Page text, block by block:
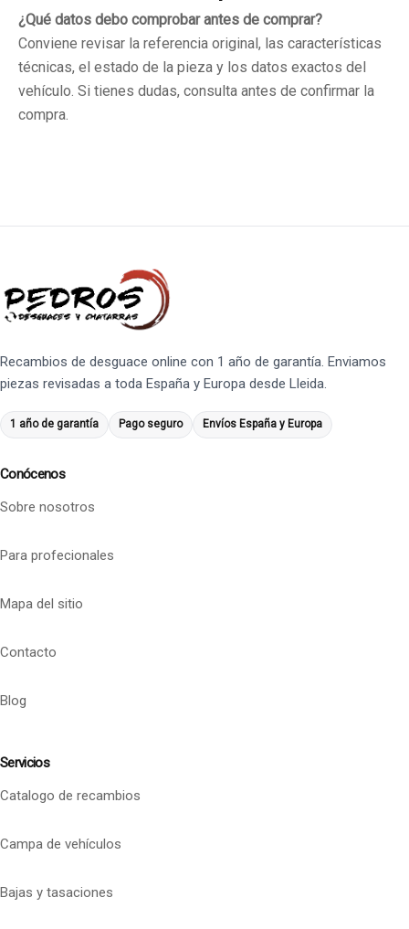
¿Qué datos debo comprobar antes de comprar?
Conviene revisar la referencia original, las características
técnicas, el estado de la pieza y los datos exactos del
vehículo. Si tienes dudas, consulta antes de confirmar la
compra.
Recambios de desguace online con 1 año de garantía. Enviamos
piezas revisadas a toda España y Europa desde Lleida.
1 año de garantía Pago seguro Envíos España y Europa
Conócenos
Sobre nosotros
Para profecionales
Mapa del sitio
Contacto
Blog
Servicios
Catalogo de recambios
Campa de vehículos
Bajas y tasaciones